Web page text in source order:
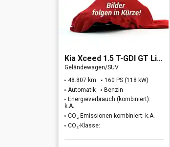
Kia Xceed 1.5 T-GDI GT Line (EURO 6d)
Geländewagen/SUV
48.807 km
160 PS (118 kW)
Automatik
Benzin
Energieverbrauch (kombiniert):
k.A.
CO₂-Emissionen kombiniert: k.A.
CO₂-Klasse: